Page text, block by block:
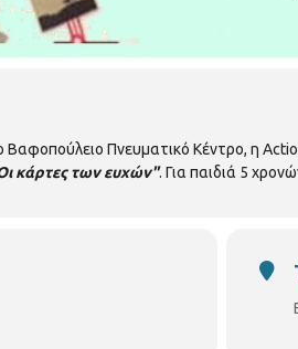
Πνευματικό Κέντρο, η
κάρτες των ευχών". Για παιδιά 5